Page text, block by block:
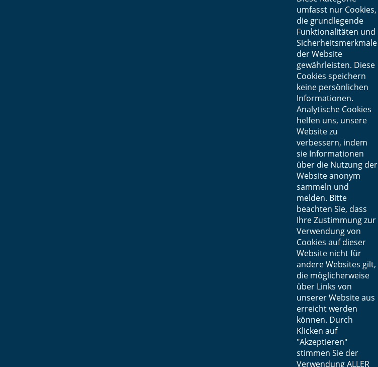
umfasst nur Cookies,
die grundlegende
Funktionalitäten und
Sicherheitsmerkmale
der Website
gewährleisten. Diese
Cookies speichern
keine persönlichen
Informationen.
Analytische Cookies
helfen uns, unsere
Website zu
verbessern, indem
sie Informationen
über die Nutzung der
Website anonym
sammeln und
melden. Bitte
beachten Sie, dass
Ihre Zustimmung zur
Verwendung von
Cookies auf dieser
Website nicht für
andere Websites gilt,
die möglicherweise
über Links von
unserer Website aus
erreicht werden
können. Durch
Klicken auf
"Akzeptieren"
stimmen Sie der
Verwendung ALLER